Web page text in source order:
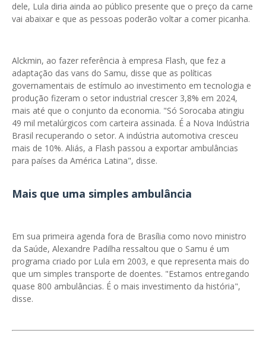
dele, Lula diria ainda ao público presente que o preço da carne
vai abaixar e que as pessoas poderão voltar a comer picanha.
Alckmin, ao fazer referência à empresa Flash, que fez a
adaptação das vans do Samu, disse que as políticas
governamentais de estímulo ao investimento em tecnologia e
produção fizeram o setor industrial crescer 3,8% em 2024,
mais até que o conjunto da economia. "Só Sorocaba atingiu
49 mil metalúrgicos com carteira assinada. É a Nova Indústria
Brasil recuperando o setor. A indústria automotiva cresceu
mais de 10%. Aliás, a Flash passou a exportar ambulâncias
para países da América Latina", disse.
Mais que uma simples ambulância
Em sua primeira agenda fora de Brasília como novo ministro
da Saúde, Alexandre Padilha ressaltou que o Samu é um
programa criado por Lula em 2003, e que representa mais do
que um simples transporte de doentes. "Estamos entregando
quase 800 ambulâncias. É o mais investimento da história",
disse.